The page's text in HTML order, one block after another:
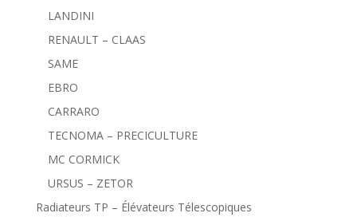
LANDINI
RENAULT – CLAAS
SAME
EBRO
CARRARO
TECNOMA – PRECICULTURE
MC CORMICK
URSUS – ZETOR
Radiateurs TP – Élévateurs Télescopiques